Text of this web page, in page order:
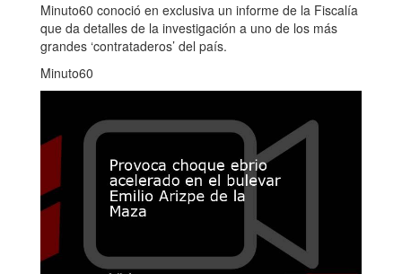
Minuto60 conoció en exclusiva un informe de la Fiscalía
que da detalles de la investigación a uno de los más
grandes ‘contrataderos’ del país.
Minuto60